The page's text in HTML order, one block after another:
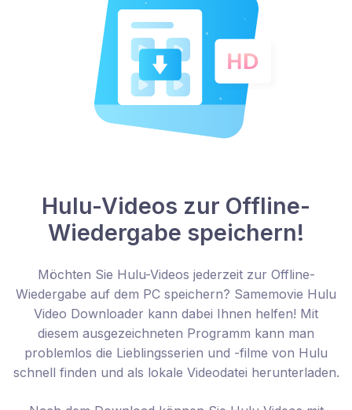
Hulu-Videos zur Offline-
Wiedergabe speichern!
Möchten Sie Hulu-Videos jederzeit zur Offline-
Wiedergabe auf dem PC speichern? Samemovie Hulu
Video Downloader kann dabei Ihnen helfen! Mit
diesem ausgezeichneten Programm kann man
problemlos die Lieblingsserien und -filme von Hulu
schnell finden und als lokale Videodatei herunterladen.